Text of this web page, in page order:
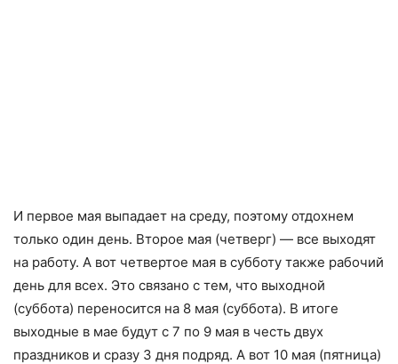
И первое мая выпадает на среду, поэтому отдохнем
только один день. Второе мая (четверг) — все выходят
на работу. А вот четвертое мая в субботу также рабочий
день для всех. Это связано с тем, что выходной
(суббота) переносится на 8 мая (суббота). В итоге
выходные в мае будут с 7 по 9 мая в честь двух
праздников и сразу 3 дня подряд. А вот 10 мая (пятница)